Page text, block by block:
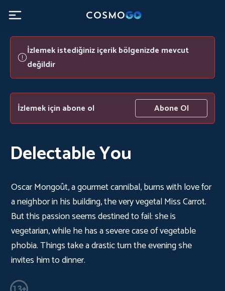
İzlemek istediğiniz içerik bölgenizde mevcut
değildir
İzlemek için abone ol Abone Ol
Delectable You
Oscar Mongoût, a gourmet cannibal, burns with love for
a neighbor in his building, the very vegetal Miss Carrot.
But this passion seems destined to fail: she is
vegetarian, while he has a severe case of vegetable
phobia. Things take a drastic turn the evening she
invites him to dinner.